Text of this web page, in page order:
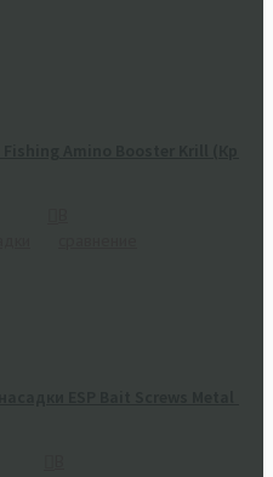
Amino Booster Krill (Криль)
ESP Bait Screws Metal с